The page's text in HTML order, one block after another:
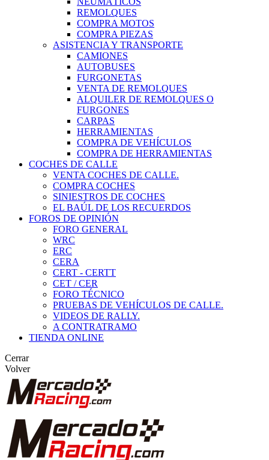
REMOLQUES
COMPRA MOTOS
COMPRA PIEZAS
ASISTENCIA Y TRANSPORTE
CAMIONES
AUTOBUSES
FURGONETAS
VENTA DE REMOLQUES
ALQUILER DE REMOLQUES O
FURGONES
CARPAS
HERRAMIENTAS
COMPRA DE VEHÍCULOS
COMPRA DE HERRAMIENTAS
COCHES DE CALLE
VENTA COCHES DE CALLE.
COMPRA COCHES
SINIESTROS DE COCHES
EL BAÚL DE LOS RECUERDOS
FOROS DE OPINIÓN
FORO GENERAL
WRC
ERC
CERA
CERT - CERTT
CET / CER
FORO TÉCNICO
PRUEBAS DE VEHÍCULOS DE CALLE.
VIDEOS DE RALLY.
A CONTRATRAMO
TIENDA ONLINE
Cerrar
Volver